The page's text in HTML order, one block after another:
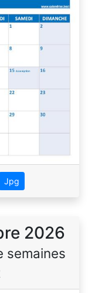
Jpg
2026
semaines